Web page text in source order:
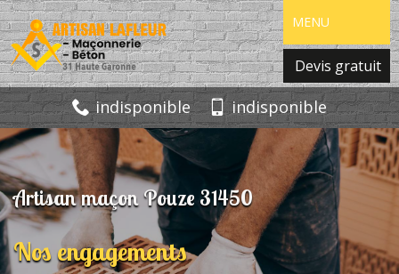
MENU
Devis gratuit
indisponible indisponible
Artisan maçon Pouze 31450
Nos engagements